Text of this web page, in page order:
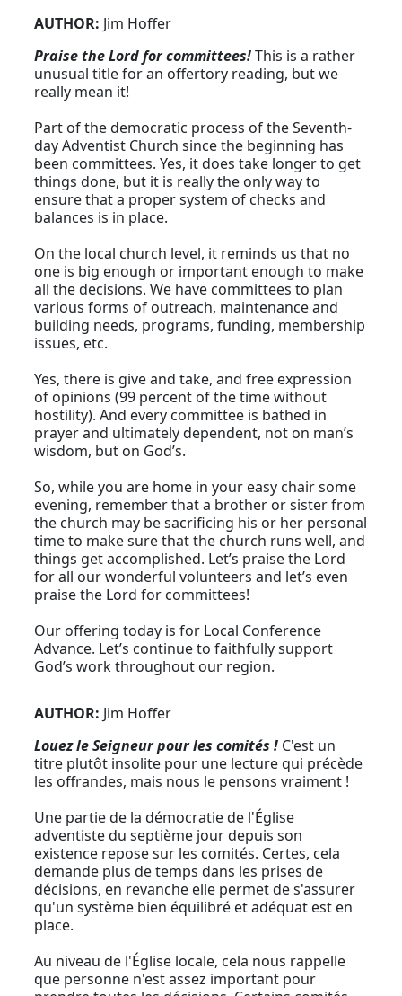
AUTHOR: Jim Hoffer
Praise the Lord for committees!This is a rather
unusual title for an offertory reading, but we
really mean it!
Part of the democratic process of the Seventh-
day Adventist Church since the beginning has
been committees. Yes, it does take longer to get
things done, but it is really the only way to
ensure that a proper system of checks and
balances is in place.
On the local church level, it reminds us that no
one is big enough or important enough to make
all the decisions. We have committees to plan
various forms of outreach, maintenance and
building needs, programs, funding, membership
issues, etc.
Yes, there is give and take, and free expression
of opinions (99 percent of the time without
hostility). And every committee is bathed in
prayer and ultimately dependent, not on man’s
wisdom, but on God’s.
So, while you are home in your easy chair some
evening, remember that a brother or sister from
the church may be sacrificing his or her personal
time to make sure that the church runs well, and
things get accomplished. Let’s praise the Lord
for all our wonderful volunteers and let’s even
praise the Lord for committees!
Our offering today is for Local Conference
Advance. Let’s continue to faithfully support
God’s work throughout our region.
AUTHOR: Jim Hoffer
Louez le Seigneur pour les comités ! C'est un
titre plutôt insolite pour une lecture qui précède
les offrandes, mais nous le pensons vraiment !
Une partie de la démocratie de l'Église
adventiste du septième jour depuis son
existence repose sur les comités. Certes, cela
demande plus de temps dans les prises de
décisions, en revanche elle permet de s'assurer
qu'un système bien équilibré et adéquat est en
place.
Au niveau de l'Église locale, cela nous rappelle
que personne n'est assez important pour